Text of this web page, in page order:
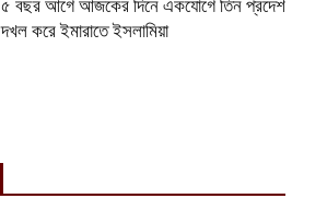
৫ বছর আগে আজকের দিনে একযোগে তিন প্রদেশ
দখল করে ইমারাতে ইসলামিয়া